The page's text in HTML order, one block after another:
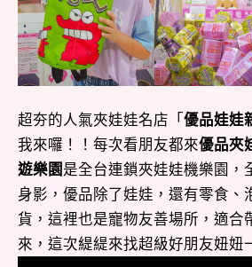
超夯的人氣夾娃娃名店「優品娃娃
我來囉！！每次看朋友都來優品夾
遊樂園是全台連鎖夾娃娃機樂園，
身影，優品除了娃娃，還有零食、
貨，這裡也是寵物友善場所，適合
來，這次緹緹來找超級好朋友妞妞